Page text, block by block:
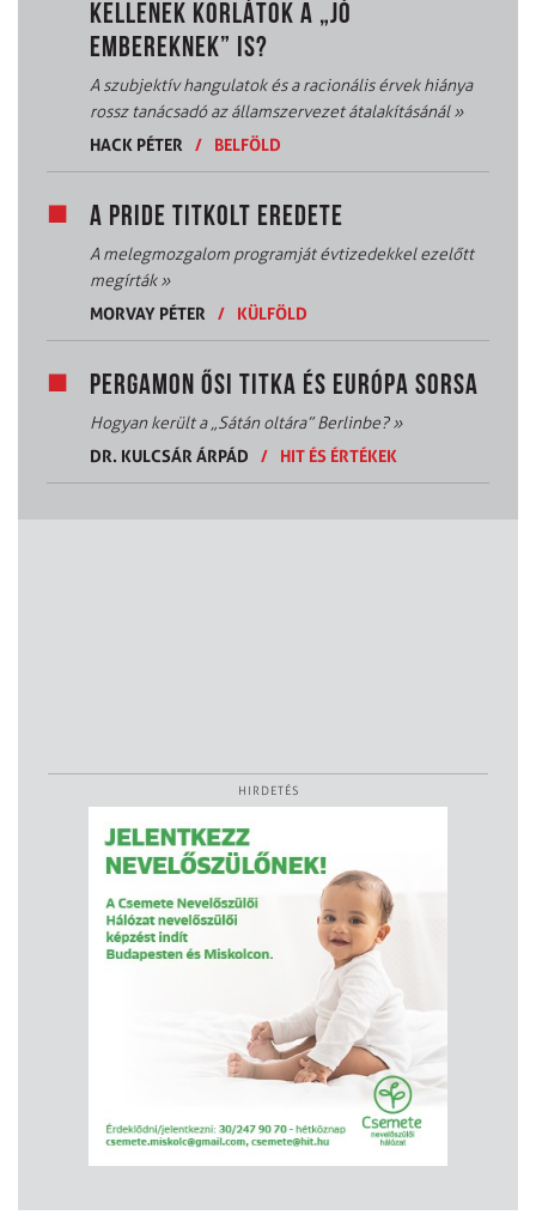
KELLENEK KORLÁTOK A „JÓ
EMBEREKNEK” IS?
A szubjektív hangulatok és a racionális érvek hiánya
rossz tanácsadó az államszervezet átalakításánál»
HACK PÉTER
/ BELFÖLD
A PRIDE TITKOLT EREDETE
A melegmozgalom programját évtizedekkel ezelőtt
megírták»
MORVAY PÉTER
/ KÜLFÖLD
PERGAMON ŐSI TITKA ÉS EURÓPA SORSA
Hogyan került a „Sátán oltára” Berlinbe?»
DR. KULCSÁR ÁRPÁD
/ HIT ÉS ÉRTÉKEK
HIRDETÉS